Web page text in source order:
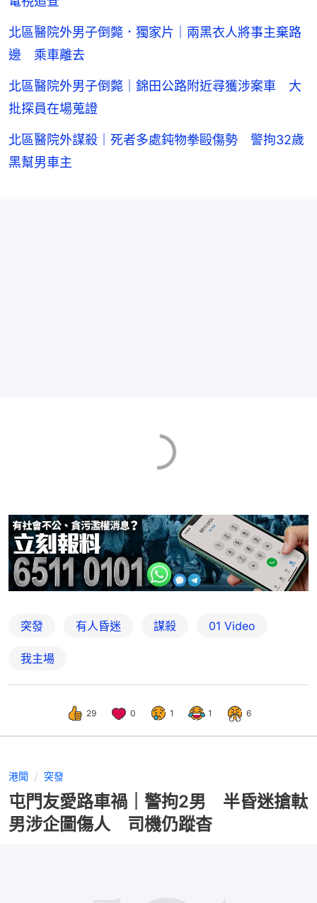
北區醫院外男子倒斃．獨家片｜兩黑衣人將事主棄路
邊 乘車離去
北區醫院外男子倒斃｜錦田公路附近尋獲涉案車 大
批探員在場蒐證
北區醫院外謀殺｜死者多處鈍物拳毆傷勢 警拘32歲
黑幫男車主
突發 有人昏迷 謀殺 01 Video
我主場
29 0 1 1 6
港聞 突發
屯門友愛路車禍｜警拘2男 半昏迷搶軚
男涉企圖傷人 司機仍蹤杳